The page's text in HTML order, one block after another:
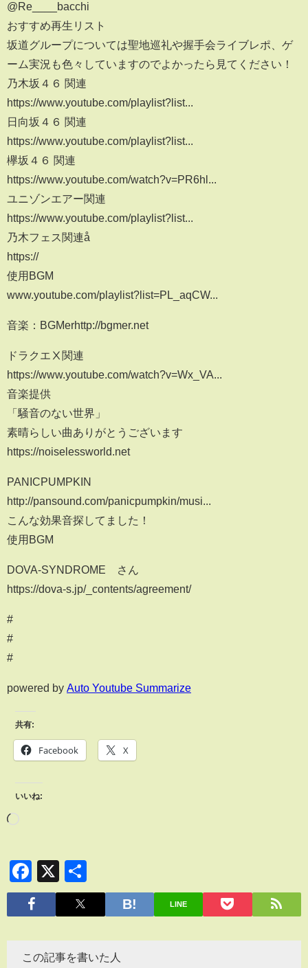
@Re____bacchi
おすすめ再生リスト
坂道グループについては聖地巡礼や握手会ライブレポ、ゲ
ーム実況も色々していますのでよかったら見てください！
乃木坂４６ 関連
https://www.youtube.com/playlist?list...​
日向坂４６ 関連
https://www.youtube.com/playlist?list...​
欅坂４６ 関連
https://www.youtube.com/watch?v=PR6hl...​
ユニゾンエアー関連
https://www.youtube.com/playlist?list...​
乃木フェス関連å
https://
使用BGM
www.youtube.com/playlist?list=PL_aqCW...​
音楽：BGMerhttp://bgmer.net
ドラクエⅩ関連
https://www.youtube.com/watch?v=Wx_VA...​
音楽提供
「騒音のない世界」
素晴らしい曲ありがとうございます
https://noiselessworld.net​
PANICPUMPKIN
http://pansound.com/panicpumpkin/musi...​
こんな効果音探してました！
使用BGM
DOVA-SYNDROME さん
https://dova-s.jp/_contents/agreement/
#
#
#
powered by Auto Youtube Summarize
共有:
Facebook X
いいね:
Facebook
X
有
LINE
この記事を書いた人